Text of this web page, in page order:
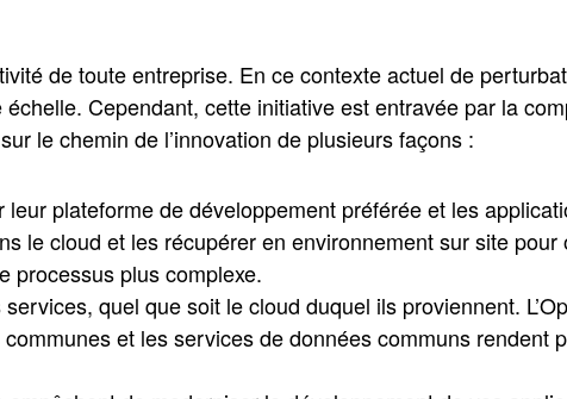
de toute entreprise. En ce contexte actuel de
Cependant, cette initiative est entravée par la
le chemin de l’innovation de plusieurs façons :
plateforme de développement préférée et les
le cloud et les récupérer en environnement sur site
processus plus complexe.
quel que soit le cloud duquel ils proviennent.
et les services de données communs rendent